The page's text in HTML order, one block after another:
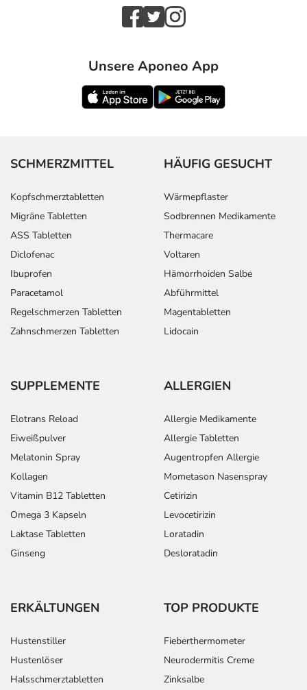
Unsere Aponeo App
SCHMERZMITTEL
Kopfschmerztabletten
Migräne Tabletten
ASS Tabletten
Diclofenac
Ibuprofen
Paracetamol
Regelschmerzen Tabletten
Zahnschmerzen Tabletten
HÄUFIG GESUCHT
Wärmepflaster
Sodbrennen Medikamente
Thermacare
Voltaren
Hämorrhoiden Salbe
Abführmittel
Magentabletten
Lidocain
SUPPLEMENTE
Elotrans Reload
Eiweißpulver
Melatonin Spray
Kollagen
Vitamin B12 Tabletten
Omega 3 Kapseln
Laktase Tabletten
Ginseng
ALLERGIEN
Allergie Medikamente
Allergie Tabletten
Augentropfen Allergie
Mometason Nasenspray
Cetirizin
Levocetirizin
Loratadin
Desloratadin
ERKÄLTUNGEN
Hustenstiller
Hustenlöser
Halsschmerztabletten
TOP PRODUKTE
Fieberthermometer
Neurodermitis Creme
Zinksalbe